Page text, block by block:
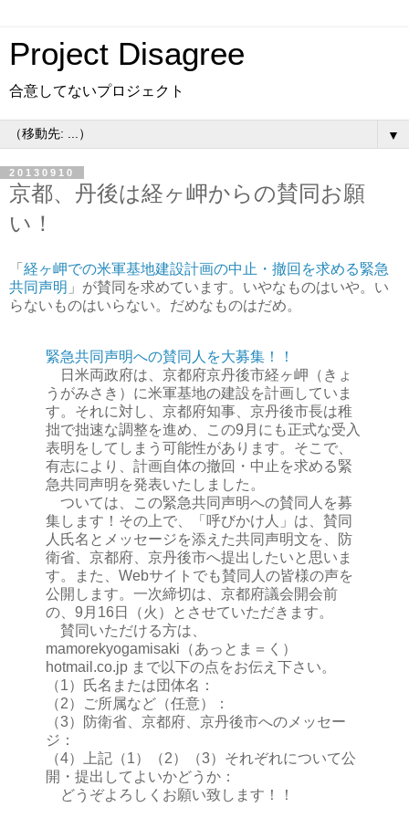
Project Disagree
合意してないプロジェクト
▼
20130910
京都、丹後は経ヶ岬からの賛同お願
い！
「 経ヶ岬での米軍基地建設計画の中止・撤回を求める緊急
共同声明 」が賛同を求めています。いやなものはいや。い
らないものはいらない。だめなものはだめ。
緊急共同声明への賛同人を大募集！！
日米両政府は、京都府京丹後市経ヶ岬（きょ
うがみさき）に米軍基地の建設を計画していま
す。それに対し、京都府知事、京丹後市長は稚
拙で拙速な調整を進め、この9月にも正式な受入
表明をしてしまう可能性があります。そこで、
有志により、計画自体の撤回・中止を求める緊
急共同声明を発表いたしました。
ついては、この緊急共同声明への賛同人を募
集します！その上で、「呼びかけ人」は、賛同
人氏名とメッセージを添えた共同声明文を、防
衛省、京都府、京丹後市へ提出したいと思いま
す。また、Webサイトでも賛同人の皆様の声を
公開します。一次締切は、京都府議会開会前
の、9月16日（火）とさせていただきます。
賛同いただける方は、
mamorekyogamisaki（あっとま＝く）
hotmail.co.jp まで以下の点をお伝え下さい。
（1）氏名または団体名：
（2）ご所属など（任意）：
（3）防衛省、京都府、京丹後市へのメッセー
ジ：
（4）上記（1）（2）（3）それぞれについて公
開・提出してよいかどうか：
どうぞよろしくお願い致します！！